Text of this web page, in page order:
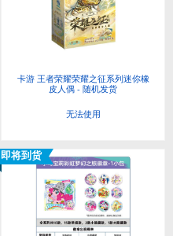
卡游 王者荣耀荣耀之征系列迷你橡
皮人偶 - 随机发货
无法使用
即将到货